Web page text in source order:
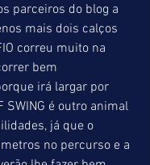
parceiros do blog a
mais dois calços
correu muito na
bem
irá largar por
SWING é outro animal
já que o
no percurso e a